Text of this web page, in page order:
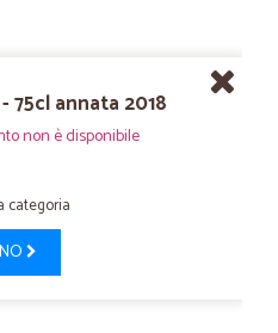
75cl annata 2018
non è disponibile
categoria